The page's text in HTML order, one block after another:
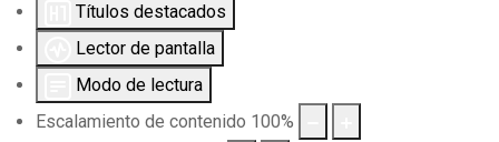
Títulos destacados
Lector de pantalla
Modo de lectura
Escalamiento de contenido 100%